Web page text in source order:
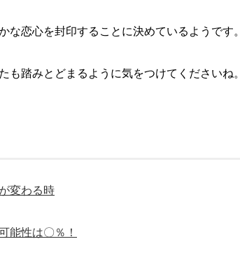
な恋心を封印することに決めているようです。
も踏みとどまるように気をつけてくださいね。
変わる時
能性は〇％！